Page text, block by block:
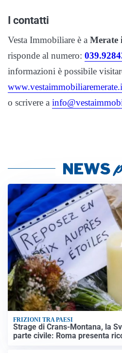
I contatti
Vesta Immobiliare è a Merate
risponde al numero:
informazioni è possibile
o scrivere a
FRIZIONI TRA PAESI
Strage di Crans-Montana, la
parte civile: Roma presenta